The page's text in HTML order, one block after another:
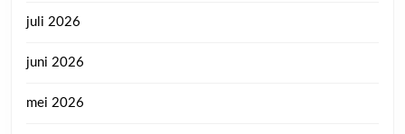
juli 2026
juni 2026
mei 2026